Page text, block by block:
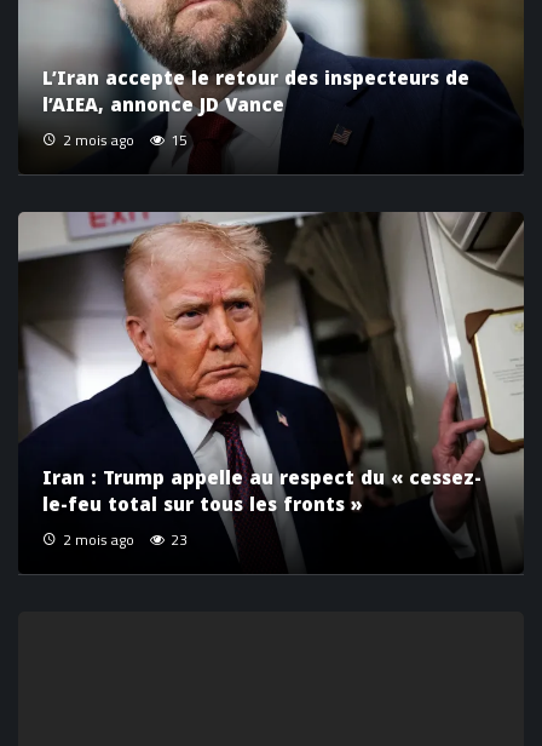
L’Iran accepte le retour des inspecteurs de
l’AIEA, annonce JD Vance
2 mois ago 15
Iran : Trump appelle au respect du « cessez-
le-feu total sur tous les fronts »
2 mois ago 23